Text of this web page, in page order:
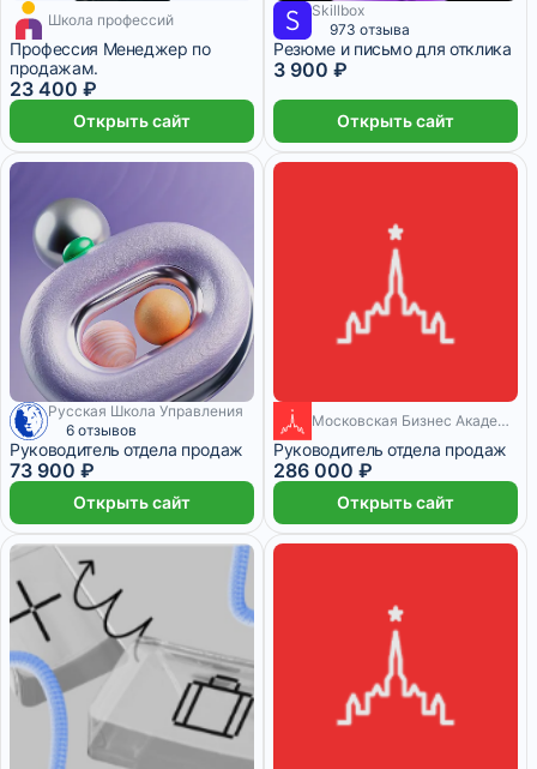
Школа профессий
Профессия Менеджер по
продажам.
23 400 ₽
Открыть сайт
3 900 ₽/мес
Skillbox
973 отзыва
Резюме и письмо для отклика
3 900 ₽
Открыть сайт
Русская Школа Управления
6 отзывов
Руководитель отдела продаж
73 900 ₽
Открыть сайт
9 месяцев Московская Бизнес Академия
Руководитель отдела продаж
286 000 ₽
Открыть сайт